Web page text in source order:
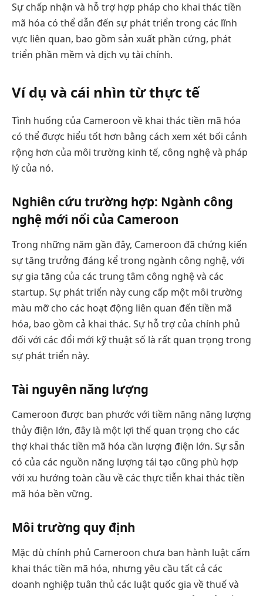
Sự chấp nhận và hỗ trợ hợp pháp cho khai thác tiền
mã hóa có thể dẫn đến sự phát triển trong các lĩnh
vực liên quan, bao gồm sản xuất phần cứng, phát
triển phần mềm và dịch vụ tài chính.
Ví dụ và cái nhìn từ thực tế
Tình huống của Cameroon về khai thác tiền mã hóa
có thể được hiểu tốt hơn bằng cách xem xét bối cảnh
rộng hơn của môi trường kinh tế, công nghệ và pháp
lý của nó.
Nghiên cứu trường hợp: Ngành công
nghệ mới nổi của Cameroon
Trong những năm gần đây, Cameroon đã chứng kiến
sự tăng trưởng đáng kể trong ngành công nghệ, với
sự gia tăng của các trung tâm công nghệ và các
startup. Sự phát triển này cung cấp một môi trường
màu mỡ cho các hoạt động liên quan đến tiền mã
hóa, bao gồm cả khai thác. Sự hỗ trợ của chính phủ
đối với các đổi mới kỹ thuật số là rất quan trọng trong
sự phát triển này.
Tài nguyên năng lượng
Cameroon được ban phước với tiềm năng năng lượng
thủy điện lớn, đây là một lợi thế quan trọng cho các
thợ khai thác tiền mã hóa cần lượng điện lớn. Sự sẵn
có của các nguồn năng lượng tái tạo cũng phù hợp
với xu hướng toàn cầu về các thực tiễn khai thác tiền
mã hóa bền vững.
Môi trường quy định
Mặc dù chính phủ Cameroon chưa ban hành luật cấm
khai thác tiền mã hóa, nhưng yêu cầu tất cả các
doanh nghiệp tuân thủ các luật quốc gia về thuế và